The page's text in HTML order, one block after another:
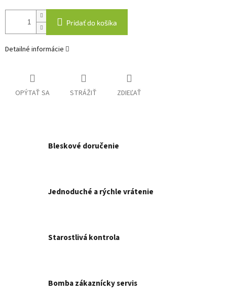
Pridať do košíka
Detailné informácie
OPÝTAŤ SA STRÁŽIŤ ZDIEĽAŤ
Bleskové doručenie
Jednoduché a rýchle vrátenie
Starostlivá kontrola
Bomba zákaznícky servis